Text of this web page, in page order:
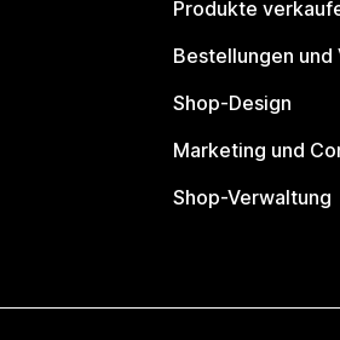
Produkte
Bestellungen und
Shop-Design
Marketing und
Shop-Verwaltung